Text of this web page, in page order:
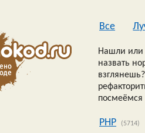
Все
Нашли или
назвать
посмеёмся
PHP (5714)